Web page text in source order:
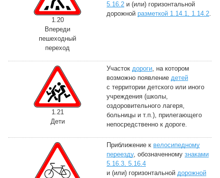
1.20
Впереди
пешеходный
переход
5.16.2 и (или) горизонтальной
дорожной разметкой 1.14.1, 1.14.2.
1.21
Дети
Участок дороги, на котором
возможно появление детей
с территории детского или иного
учреждения (школы,
оздоровительного лагеря,
больницы и т.п.), прилегающего
непосредственно к дороге.
Приближение к велосипедному
переезду, обозначенному знаками
5.16.3, 5.16.4
и (или) горизонтальной дорожной